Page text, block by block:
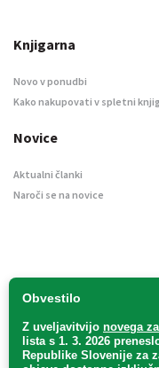
Obvestilo
Z uveljavitvijo novega
lista s 1. 3. 2026
Republike Slovenije za
Knjigarna
Novo v ponudbi
Kako nakupovati v spletni
Novice
Aktualni članki
Naroči se na novice